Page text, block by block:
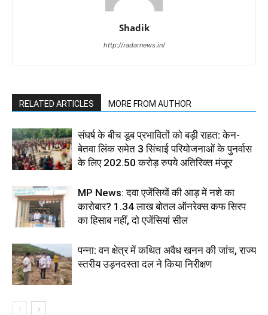
Shadik
http://radarnews.in/
RELATED ARTICLES MORE FROM AUTHOR
संघर्ष के बीच डूब प्रभावितों को बड़ी राहत: केन-
बेतवा लिंक समेत 3 सिंचाई परियोजनाओं के पुनर्वास
के लिए 202.50 करोड़ रुपये अतिरिक्त मंजूर
MP News: दवा एजेंसियों की आड़ में नशे का
कारोबार? 1.34 लाख बोतल ऑनरेक्स कफ सिरप
का हिसाब नहीं, दो एजेंसियां सील
पन्ना: वन क्षेत्र में कथित अवैध खनन की जांच, राज्य
स्तरीय उड़नदस्ता दल ने किया निरीक्षण